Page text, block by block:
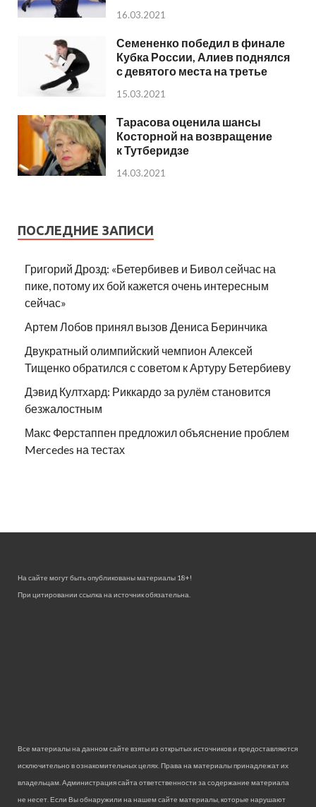
16.03.2021
Семененко победил в финале
Кубка России, Алиев поднялся
с девятого места на третье
15.03.2021
Тарасова оценила шансы
Косторной на возвращение
к Тутберидзе
14.03.2021
ПОСЛЕДНИЕ ЗАПИСИ
Григорий Дрозд: «Бетербивев и Бивол сейчас на
пике, потому их бой кажется очень интересным
сейчас»
Артем Лобов принял вызов Дениса Беринчика
Двукратный олимпийский чемпион Алексей
Тищенко обратился с советом к Артуру Бетербиеву
Дэвид Култхард: Риккардо за рулём становится
безжалостным
Макс Ферстаппен предложил объяснение проблем
Mercedes на тестах
На сайте могут быть опубликованы материалы 18+!
При цитировании ссылка на источник обязательна.
Все материалы на данном сайте взяты из открытых источников и предоставляются
исключительно в ознакомительных целях. Права на материалы принадлежат их
владельцам. Администрация сайта ответственности за содержание материала
не несет. Если Вы обнаружили на нашем сайте материалы, которые нарушают